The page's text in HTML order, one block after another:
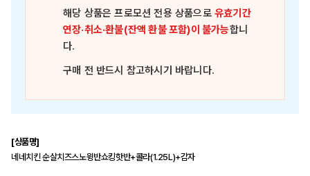
해당 상품은프로모션 전용 상품으로유효기간
연장·취소·환불(잔액 환불 포함)이 불가능합니
다.
구매 전 반드시 참고하시기 바랍니다.
[상품명]
네네치킨 순살치즈스노윙반쇼킹핫반+콜라(1.25L)+감자